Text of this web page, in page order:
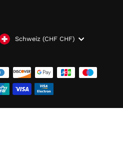
Schweiz (CHF CHF)